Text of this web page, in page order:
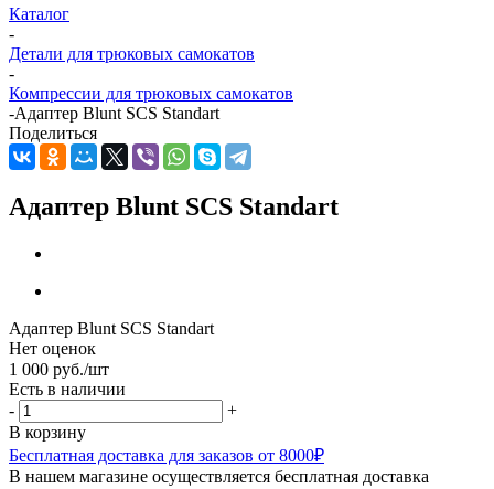
Каталог
-
Детали для трюковых самокатов
-
Компрессии для трюковых самокатов
-Адаптер Blunt SCS Standart
Поделиться
Адаптер Blunt SCS Standart
Адаптер Blunt SCS Standart
Нет оценок
1 000 руб./шт
Есть в наличии
-
+
В корзину
Бесплатная доставка для заказов от 8000₽
В нашем магазине осуществляется бесплатная доставка